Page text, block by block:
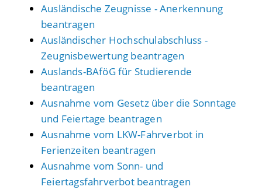
Ausländische Zeugnisse - Anerkennung
beantragen
Ausländischer Hochschulabschluss -
Zeugnisbewertung beantragen
Auslands-BAföG für Studierende
beantragen
Ausnahme vom Gesetz über die Sonntage
und Feiertage beantragen
Ausnahme vom LKW-Fahrverbot in
Ferienzeiten beantragen
Ausnahme vom Sonn- und
Feiertagsfahrverbot beantragen